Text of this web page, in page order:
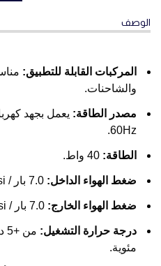
الوصف
المركبات القابلة للتطبيق:
والشاحنات.
مصدر الطاقة:
60Hz.
الطاقة:
ضغط الهواء الداخل:
ضغط الهواء الخارج:
درجة حرارة التشغيل:
مئوية.